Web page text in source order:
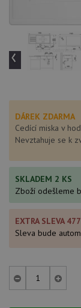
‹
DÁREK ZDARMA
Cedící miska v
Nevztahuje se k
SKLADEM 2 KS
Zboží odešleme
EXTRA SLEVA
Sleva bude